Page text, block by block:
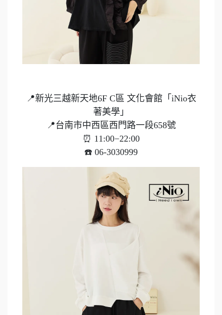
📍新光三越新天地6F C區 文化會館「iNio衣
著美學」
📍台南市中西區西門路一段658號
⏰ 11:00−22:00
☎️ 06-3030999